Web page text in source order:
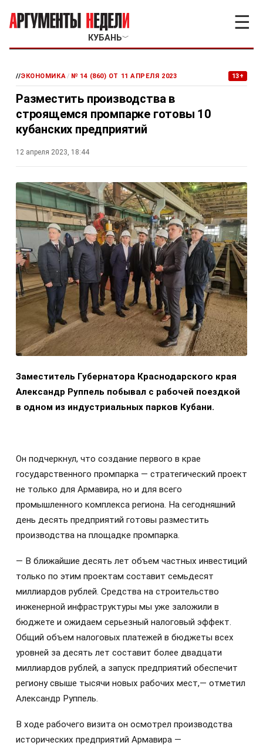
КУБАНЬ﹀
☰
//ЭКОНОМИКА/ № 14 (860) ОТ 11 АПРЕЛЯ 2023 13+
Разместить производства в
строящемся промпарке готовы 10
кубанских предприятий
12 апреля 2023, 18:44
Заместитель Губернатора Краснодарского края
Александр Руппель побывал с рабочей поездкой
в одном из индустриальных парков Кубани.
Он подчеркнул, что создание первого в крае
государственного промпарка — стратегический проект
не только для Армавира, но и для всего
промышленного комплекса региона. На сегодняшний
день десять предприятий готовы разместить
производства на площадке промпарка.
— В ближайшие десять лет объем частных инвестиций
только по этим проектам составит семьдесят
миллиардов рублей. Средства на строительство
инженерной инфраструктуры мы уже заложили в
бюджете и ожидаем серьезный налоговый эффект.
Общий объем налоговых платежей в бюджеты всех
уровней за десять лет составит более двадцати
миллиардов рублей, а запуск предприятий обеспечит
региону свыше тысячи новых рабочих мест,— отметил
Александр Руппель.
В ходе рабочего визита он осмотрел производства
исторических предприятий Армавира —